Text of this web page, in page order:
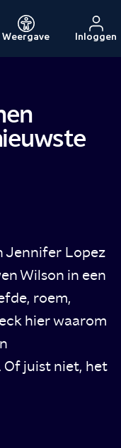
Weergave Inloggen
Jennifer Lopez
Wilson in een
roem,
hier waarom
juist niet, het